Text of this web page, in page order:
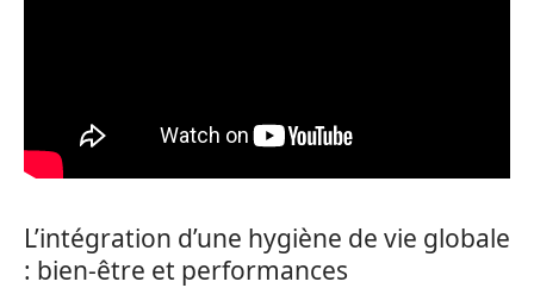
L’intégration d’une hygiène de vie globale
: bien-être et performances